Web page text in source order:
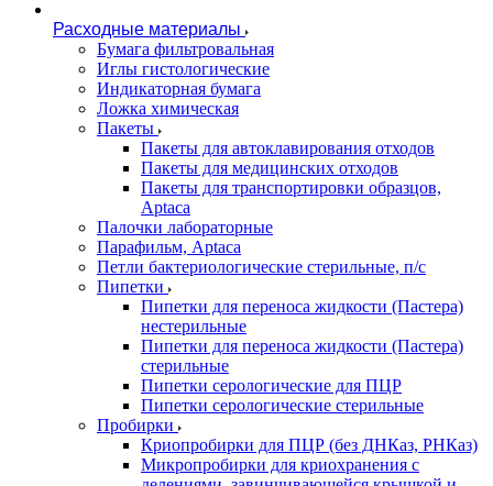
Расходные материалы
Бумага фильтровальная
Иглы гистологические
Индикаторная бумага
Ложка химическая
Пакеты
Пакеты для автоклавирования отходов
Пакеты для медицинских отходов
Пакеты для транспортировки образцов,
Aptaca
Палочки лабораторные
Парафильм, Aptaca
Петли бактериологические стерильные, п/с
Пипетки
Пипетки для переноса жидкости (Пастера)
нестерильные
Пипетки для переноса жидкости (Пастера)
стерильные
Пипетки серологические для ПЦР
Пипетки серологические стерильные
Пробирки
Криопробирки для ПЦР (без ДНКаз, РНКаз)
Микропробирки для криохранения с